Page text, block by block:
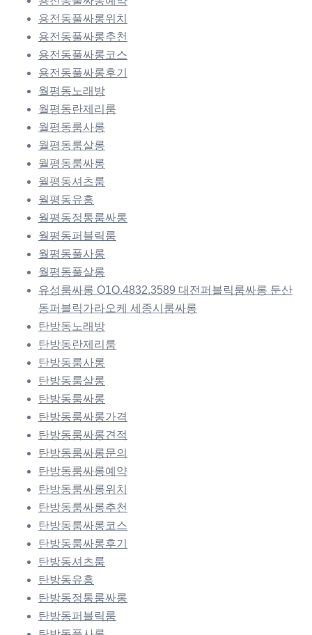
용전동풀싸롱위치
용전동풀싸롱추천
용전동풀싸롱코스
용전동풀싸롱후기
월평동노래방
월평동란제리룸
월평동룸사롱
월평동룸살롱
월평동룸싸롱
월평동셔츠룸
월평동유흥
월평동정통룸싸롱
월평동퍼블릭룸
월평동풀사롱
월평동풀살롱
유성룸싸롱 O1O.4832.3589 대전퍼블릭룸싸롱 둔산
동퍼블릭가라오케 세종시룸싸롱
탄방동노래방
탄방동란제리룸
탄방동룸사롱
탄방동룸살롱
탄방동룸싸롱
탄방동룸싸롱가격
탄방동룸싸롱견적
탄방동룸싸롱문의
탄방동룸싸롱예약
탄방동룸싸롱위치
탄방동룸싸롱추천
탄방동룸싸롱코스
탄방동룸싸롱후기
탄방동셔츠룸
탄방동유흥
탄방동정통룸싸롱
탄방동퍼블릭룸